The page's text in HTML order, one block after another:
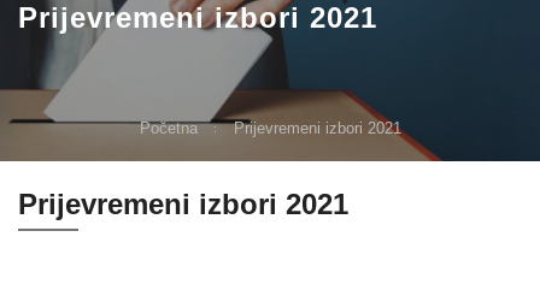
Prijevremeni izbori 2021
Početna Prijevremeni izbori 2021
Prijevremeni izbori 2021